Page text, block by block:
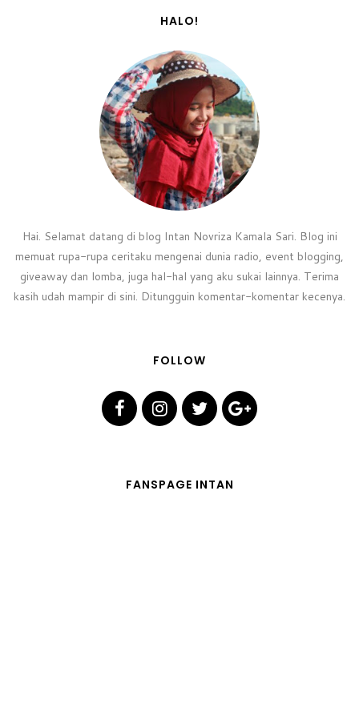
HALO!
Hai. Selamat datang di blog Intan Novriza Kamala Sari. Blog ini
memuat rupa-rupa ceritaku mengenai dunia radio, event blogging,
giveaway dan lomba, juga hal-hal yang aku sukai lainnya. Terima
kasih udah mampir di sini. Ditungguin komentar-komentar kecenya.
FOLLOW
FANSPAGE INTAN